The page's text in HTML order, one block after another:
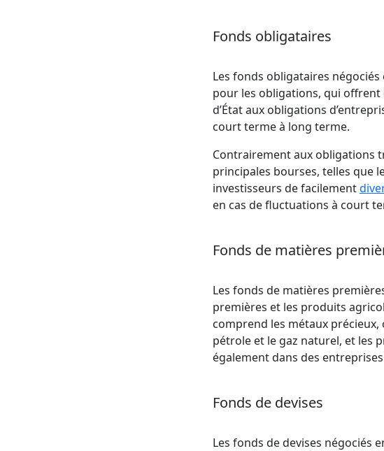
Fonds obligataires
Les fonds obligataires
pour les obligations, qui offrent
d’État aux obligations
court terme à long terme.
Contrairement aux obligations
principales bourses, telles que
investisseurs de facilement
en cas de fluctuations à court
Fonds de matières
Les fonds de matières
premières et les produits
comprend les métaux précieux,
pétrole et le gaz naturel, et les
également dans des
Fonds de devises
Les fonds de devises négociés